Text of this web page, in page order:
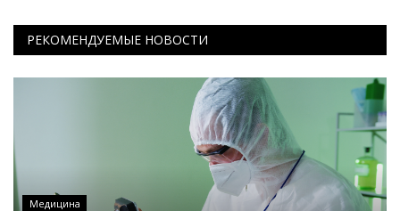
РЕКОМЕНДУЕМЫЕ НОВОСТИ
Медицина